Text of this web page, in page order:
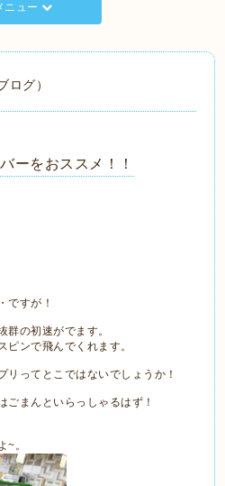
ニュー
ログ）
ーをおススメ！！
ですが！
群の初速がでます。
ピンで飛んでくれます。
リってとこではないでしょうか！
ごまんといらっしゃるはず！
~。